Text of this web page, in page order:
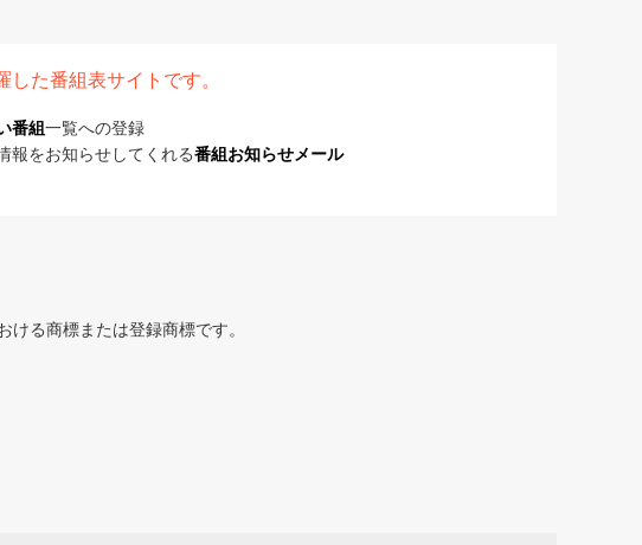
た番組表サイトです。
番組 一覧への登録
報をお知らせしてくれる番組お知らせメール
る商標または登録商標です。